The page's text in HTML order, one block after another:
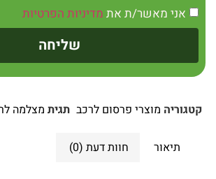
אני מאשר/ת את מדיניות הפרטיות
שליחה
קטגוריה מוצרי פרסום לרכב תגית מצלמה
תיאור חוות דעת (0)